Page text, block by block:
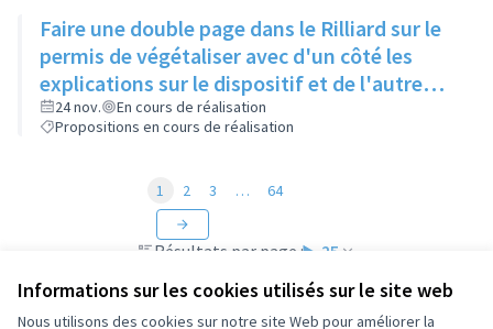
Informations sur les cookies utilisés sur le site web
Nous utilisons des cookies sur notre site Web pour améliorer la
Faire une double page dans le Rilliard sur le
permis de végétaliser avec d'un côté les
explications sur le dispositif et de l'autre
côté des exemples concrets de lieux à
investir
24 nov.
En cours de réalisation
Propositions en cours de réalisation
Résultats par page : 25
1 2 3 … 64